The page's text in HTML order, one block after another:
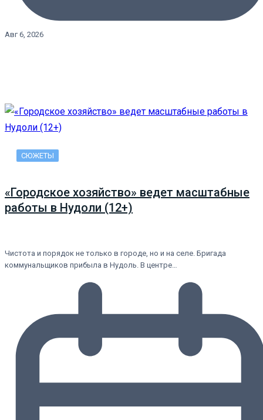
Авг 6, 2026
СЮЖЕТЫ
«Городское хозяйство» ведет масштабные
работы в Нудоли (12+)
Чистота и порядок не только в городе, но и на селе. Бригада
коммунальщиков прибыла в Нудоль. В центре…